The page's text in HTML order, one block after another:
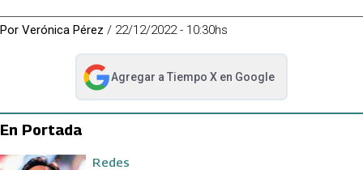
Por Verónica Pérez / 22/12/2022 - 10:30hs
Agregar a Tiempo Xen Google
abre en nueva pestaña
En Portada
Redes